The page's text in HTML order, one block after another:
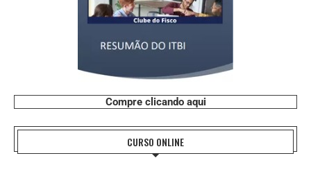
Compre clicando aqui
CURSO ONLINE